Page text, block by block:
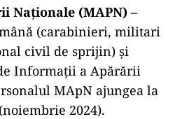
Naționale (MAPN) –
(carabinieri, militari
civil de sprijin) și
Informaţii a Apărării
MApN ajungea la
2024).